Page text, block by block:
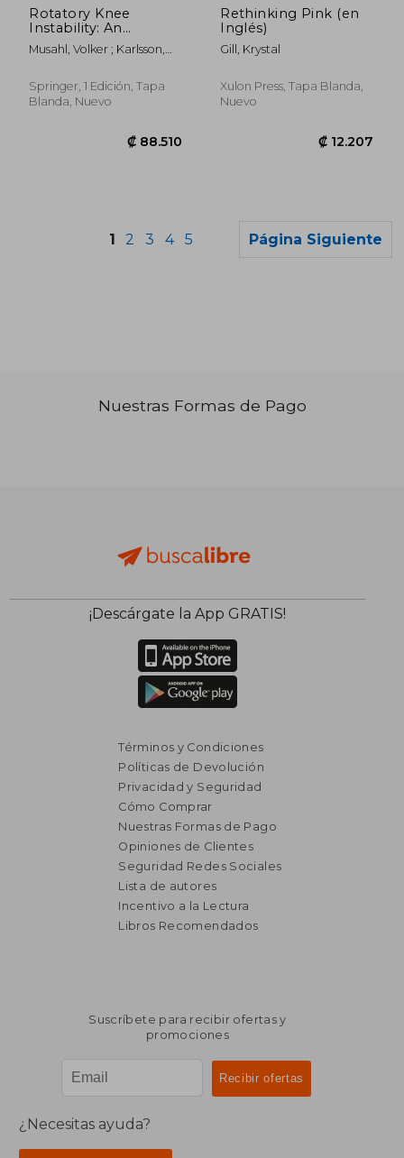
₡ 68.044
Rotatory Knee
Instability: An
Evidence Based
Approach (en Inglés)
Musahl, Volker ; Karlsson,
Springer, 1 Edición, Tapa
Blanda, Nuevo
Rethinking Pink (en
Inglés)
Gill, Krystal
Xulon Press, Tapa Blanda,
Nuevo
1 2 3 4 5 Página Siguiente
Nuestras Formas de Pago
¡Descárgate la App GRATIS!
Términos y Condiciones
Políticas de Devolución
Privacidad y Seguridad
Cómo Comprar
Nuestras Formas de Pago
Opiniones de Clientes
Seguridad Redes Sociales
Lista de autores
Incentivo a la Lectura
Libros Recomendados
Suscríbete para recibir ofertas y
promociones
¿Necesitas ayuda?